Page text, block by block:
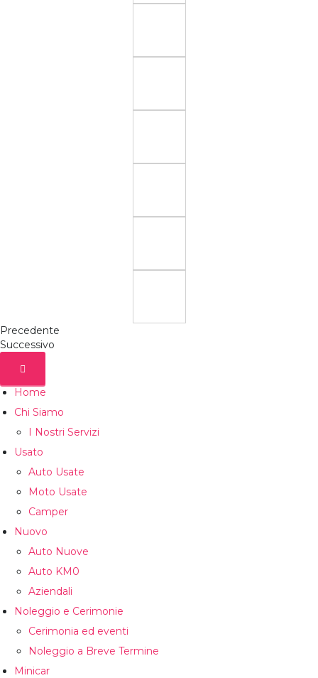
Precedente
Successivo
Home
Chi Siamo
I Nostri Servizi
Usato
Auto Usate
Moto Usate
Camper
Nuovo
Auto Nuove
Auto KM0
Aziendali
Noleggio e Cerimonie
Cerimonia ed eventi
Noleggio a Breve Termine
Minicar